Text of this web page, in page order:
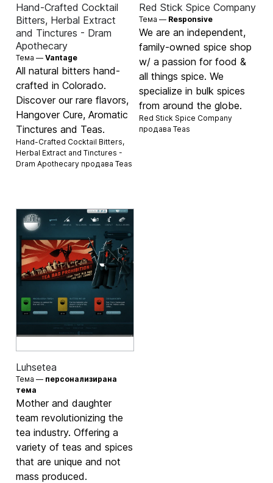
Hand-Crafted Cocktail
Bitters, Herbal Extract
and Tinctures - Dram
Apothecary
Тема —Vantage
All natural bitters hand-
crafted in Colorado.
Discover our rare flavors,
Hangover Cure, Aromatic
Tinctures and Teas.
Hand-Crafted Cocktail Bitters,
Herbal Extract and Tinctures -
Dram Apothecary продаваTeas
Red Stick Spice Company
Тема — Responsive
We are an independent,
family-owned spice shop
w/ a passion for food &
all things spice. We
specialize in bulk spices
from around the globe.
Red Stick Spice Company
продава Teas
Luhsetea
Тема — персонализирана
тема
Mother and daughter
team revolutionizing the
tea industry. Offering a
variety of teas and spices
that are unique and not
mass produced.